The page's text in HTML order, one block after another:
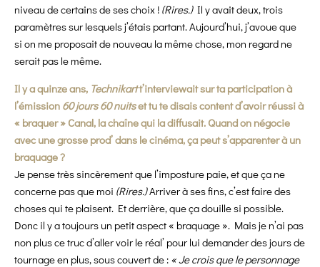
niveau de certains de ses choix ! (Rires.)Il y avait deux, trois
paramètres sur lesquels j’étais partant. Aujourd’hui, j’avoue que
si on me proposait de nouveau la même chose, mon regard ne
serait pas le même.
Il y a quinze ans, Technikartt’interviewait sur ta participation à
l’émission 60 jours 60 nuitset tu te disais content d’avoir réussi à
« braquer » Canal, la chaîne qui la diffusait. Quand on négocie
avec une grosse prod’ dans le cinéma, ça peut s’apparenter à un
braquage ?
Je pense très sincèrement que l’imposture paie, et que ça ne
concerne pas que moi (Rires.)Arriver à ses fins, c’est faire des
choses qui te plaisent. Et derrière, que ça douille si possible.
Donc il y a toujours un petit aspect « braquage ». Mais je n’ai pas
non plus ce truc d’aller voir le réal’ pour lui demander des jours de
tournage en plus, sous couvert de : « Je crois que le personnage